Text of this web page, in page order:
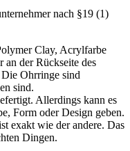
nach §19 (1)
Clay, Acrylfarbe
an der Rückseite des
Ohrringe sind
sind.
Allerdings kann es
Form oder Design geben.
exakt wie der andere. Das
Dingen.